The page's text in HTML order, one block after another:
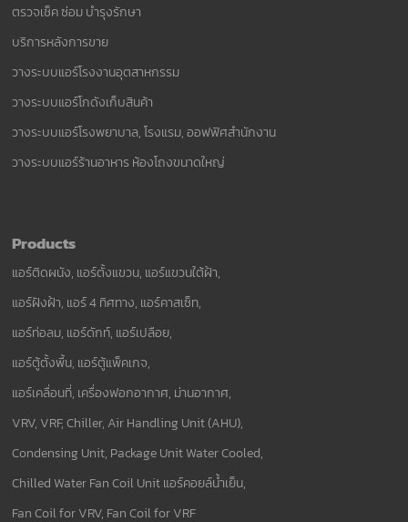
ตรวจเช็ค ซ่อม บำรุงรักษา
บริการหลังการขาย
วางระบบแอร์โรงงานอุตสาหกรรม
วางระบบแอร์โกดังเก็บสินค้า
วางระบบแอร์โรงพยาบาล, โรงแรม, ออฟฟิศสำนักงาน
วางระบบแอร์ร้านอาหาร ห้องโถงขนาดใหญ่
Products
แอร์ติดผนัง, แอร์ตั้งแขวน, แอร์แขวนใต้ฝ้า,
แอร์ฝังฝ้า, แอร์ 4 ทิศทาง, แอร์คาสเซ็ท,
แอร์ท่อลม, แอร์ดักท์, แอร์เปลือย,
แอร์ตู้ตั้งพื้น, แอร์ตู้แพ็คเกจ,
แอร์เคลื่อนที่, เครื่องฟอกอากาศ, ม่านอากาศ,
VRV, VRF, Chiller, Air Handling Unit (AHU),
Condensing Unit, Package Unit Water Cooled,
Chilled Water Fan Coil Unit แอร์คอยล์น้ำเย็น,
Fan Coil for VRV, Fan Coil for VRF